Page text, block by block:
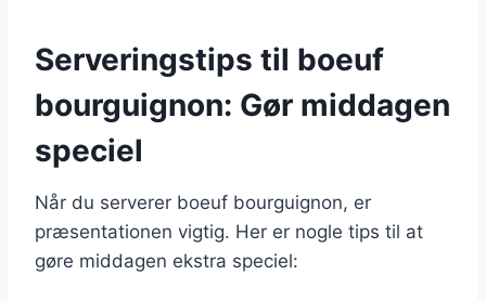
Serveringstips til boeuf
bourguignon: Gør middagen
speciel
Når du serverer boeuf bourguignon, er
præsentationen vigtig. Her er nogle tips til at
gøre middagen ekstra speciel: